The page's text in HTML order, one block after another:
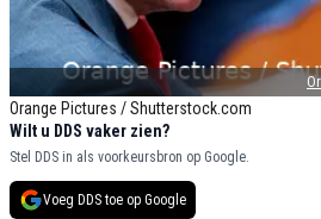
Orange Pictures / Shutterstock.com
Wilt u DDS vaker zien?
Stel DDS in als voorkeursbron op Google.
Voeg DDS toe op Google